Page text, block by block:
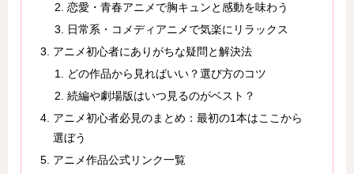
恋愛・青春アニメで胸キュンと感動を味わう
日常系・コメディアニメで気楽にリラックス
アニメ初心者にありがちな疑問と解決法
どの作品から見ればいい？選び方のコツ
続編や劇場版はいつ見るのがベスト？
アニメ初心者必見のまとめ：最初の1本はここから
選ぼう
アニメ作品公式リンク一覧